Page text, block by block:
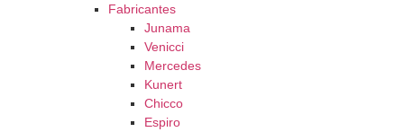
Fabricantes
Junama
Venicci
Mercedes
Kunert
Chicco
Espiro